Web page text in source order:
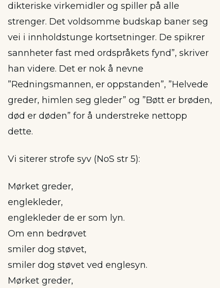
dikteriske virkemidler og spiller på alle
strenger. Det voldsomme budskap baner seg
vei i innholdstunge kortsetninger. De spikrer
sannheter fast med ordspråkets fynd”, skriver
han videre. Det er nok å nevne
”Redningsmannen, er oppstanden”, ”Helvede
greder, himlen seg gleder” og ”Bøtt er brøden,
død er døden” for å understreke nettopp
dette.
Vi siterer strofe syv (NoS str 5):
Mørket greder,
englekleder,
englekleder de er som lyn.
Om enn bedrøvet
smiler dog støvet,
smiler dog støvet ved englesyn.
Mørket greder,